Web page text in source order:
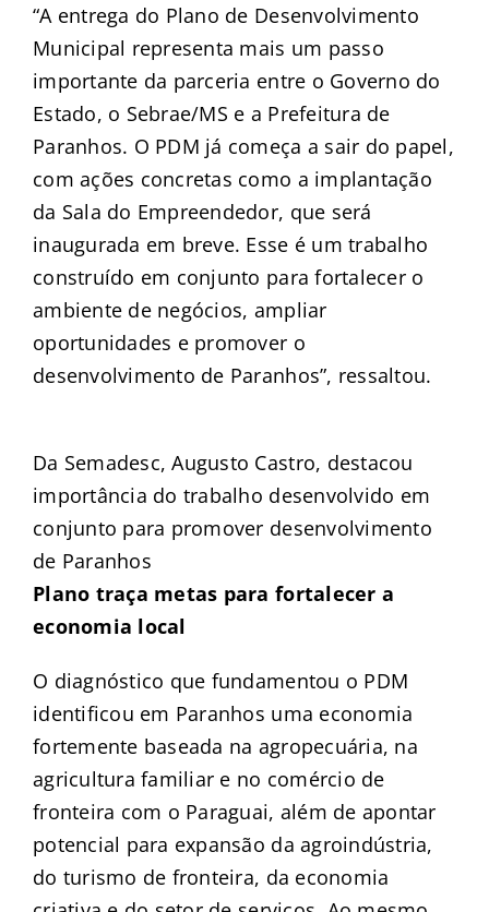
“A entrega do Plano de Desenvolvimento
Municipal representa mais um passo
importante da parceria entre o Governo do
Estado, o Sebrae/MS e a Prefeitura de
Paranhos. O PDM já começa a sair do papel,
com ações concretas como a implantação
da Sala do Empreendedor, que será
inaugurada em breve. Esse é um trabalho
construído em conjunto para fortalecer o
ambiente de negócios, ampliar
oportunidades e promover o
desenvolvimento de Paranhos”, ressaltou.
Da Semadesc, Augusto Castro, destacou
importância do trabalho desenvolvido em
conjunto para promover desenvolvimento
de Paranhos
Plano traça metas para fortalecer a
economia local
O diagnóstico que fundamentou o PDM
identificou em Paranhos uma economia
fortemente baseada na agropecuária, na
agricultura familiar e no comércio de
fronteira com o Paraguai, além de apontar
potencial para expansão da agroindústria,
do turismo de fronteira, da economia